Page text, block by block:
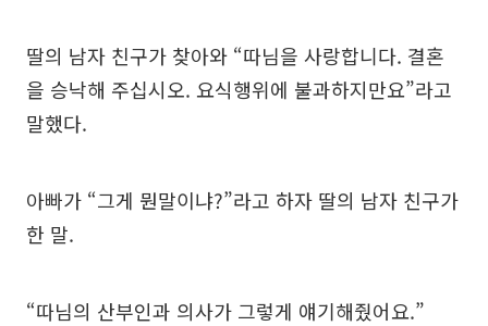
딸의 남자 친구가 찾아와 “따님을 사랑합니다. 결혼
을 승낙해 주십시오. 요식행위에 불과하지만요”라고
말했다.
아빠가 “그게 뭔말이냐?”라고 하자 딸의 남자 친구가
한 말.
“따님의 산부인과 의사가 그렇게 얘기해줬어요.”